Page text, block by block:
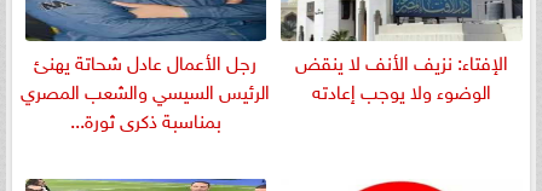
الإفتاء: نزيف الأنف لا ينقض
الوضوء ولا يوجب إعادته
رجل الأعمال عادل شحاتة يهنئ
الرئيس السيسي والشعب المصري
بمناسبة ذكرى ثورة...